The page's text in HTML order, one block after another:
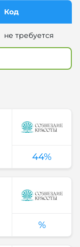
Код
не требуется
44%
%